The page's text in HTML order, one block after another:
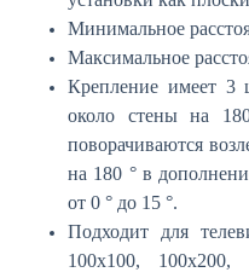
Минимальное
Максимальное
Крепление имеет 3
около стены на
поворачиваются
на 180 ° в
от 0 ° до 15 °.
Подходит для
100x100, 100x200,